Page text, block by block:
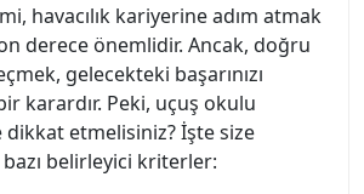
havacılık kariyerine adım atmak
derece önemlidir. Ancak, doğru
gelecekteki başarınızı
karardır. Peki, uçuş okulu
etmelisiniz? İşte size
bazı belirleyici kriterler: